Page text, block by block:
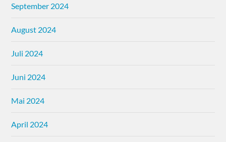
September 2024
August 2024
Juli 2024
Juni 2024
Mai 2024
April 2024